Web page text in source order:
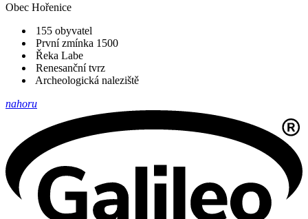
Obec Hořenice
155 obyvatel
První zmínka 1500
Řeka Labe
Renesanční tvrz
Archeologická naleziště
nahoru